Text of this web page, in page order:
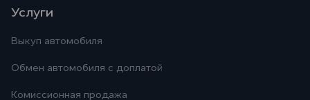
Услуги
Выкуп автомобиля
Обмен автомобиля с доплатой
Комиссионная продажа